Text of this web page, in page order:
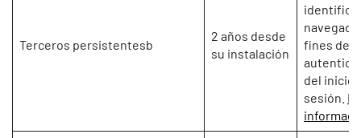
Terceros persistentesb
2 años desde
su instalación
identifica
fines de
del inicio
sesión.